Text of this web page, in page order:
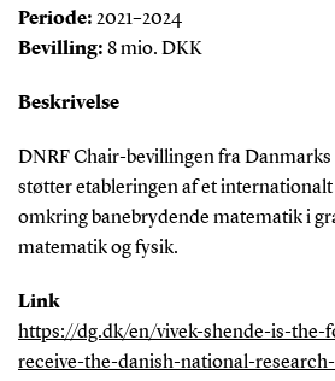
Periode: 2021–2024
Bevilling: 8 mio. DKK
Beskrivelse
DNRF Chair-bevillingen fra
støtter etableringen af et
omkring banebrydende matematik i
matematik og fysik.
Link
https://dg.dk/en/vivek-shende-is-
receive-the-danish-national-